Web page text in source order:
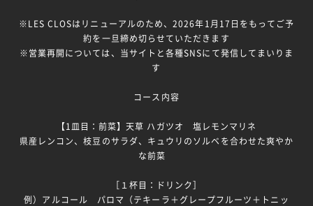
※LES CLOSはリニューアルのため、2026年1月17日をもってご予
約を一旦締め切らせていただきます
※営業再開については、当サイトと各種SNSにて発信してまいりま
す
コース内容
【1皿目：前菜】天草 ハガツオ 塩レモンマリネ
県産レンコン、枝豆のサラダ、キュウリのソルベを合わせた爽やか
な前菜
［１杯目：ドリンク］
例）アルコール パロマ（テキーラ＋グレープフルーツ＋トニッ